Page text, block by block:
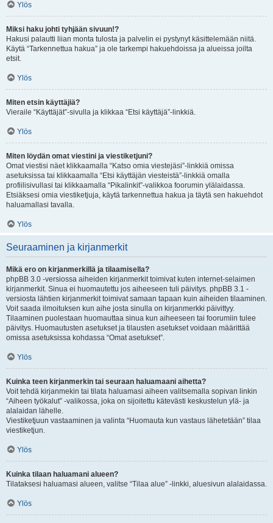
Ylös
Miksi haku johti tyhjään sivuun!?
Hakusi palautti liian monta tulosta ja palvelin ei pystynyt käsittelemään niitä.
Käytä “Tarkennettua hakua” ja ole tarkempi hakuehdoissa ja alueissa joilta
etsit.
Ylös
Miten etsin käyttäjiä?
Vieraile “Käyttäjät”-sivulla ja klikkaa “Etsi käyttäjä”-linkkiä.
Ylös
Miten löydän omat viestini ja viestiketjuni?
Omat viestisi näet klikkaamalla “Katso omia viestejäsi”-linkkiä omissa
asetuksissa tai klikkaamalla “Etsi käyttäjän viesteistä”-linkkiä omalla
profiilisivullasi tai klikkaamalla “Pikalinkit”-valikkoa foorumin ylälaidassa.
Etsiäksesi omia viestiketjuja, käytä tarkennettua hakua ja täytä sen hakuehdot
haluamallasi tavalla.
Ylös
Seuraaminen ja kirjanmerkit
Mikä ero on kirjanmerkillä ja tilaamisella?
phpBB 3.0 -versiossa aiheiden kirjanmerkit toimivat kuten internet-selaimen
kirjanmerkit. Sinua ei huomautettu jos aiheeseen tuli päivitys. phpBB 3.1 -
versiosta lähtien kirjanmerkit toimivat samaan tapaan kuin aiheiden tilaaminen.
Voit saada ilmoituksen kun aihe josta sinulla on kirjanmerkki päivittyy.
Tilaaminen puolestaan huomauttaa sinua kun aiheeseen tai foorumiin tulee
päivitys. Huomautusten asetukset ja tilausten asetukset voidaan määrittää
omissa asetuksissa kohdassa “Omat asetukset”.
Ylös
Kuinka teen kirjanmerkin tai seuraan haluamaani aihetta?
Voit tehdä kirjanmekin tai tilata haluamasi aiheen valitsemalla sopivan linkin
“Aiheen työkalut” -valikossa, joka on sijoitettu kätevästi keskustelun ylä- ja
alalaidan lähelle.
Viestiketjuun vastaaminen ja valinta “Huomauta kun vastaus lähetetään” tilaa
viestiketjun.
Ylös
Kuinka tilaan haluamani alueen?
Tilataksesi haluamasi alueen, valitse “Tilaa alue” -linkki, aluesivun alalaidassa.
Ylös